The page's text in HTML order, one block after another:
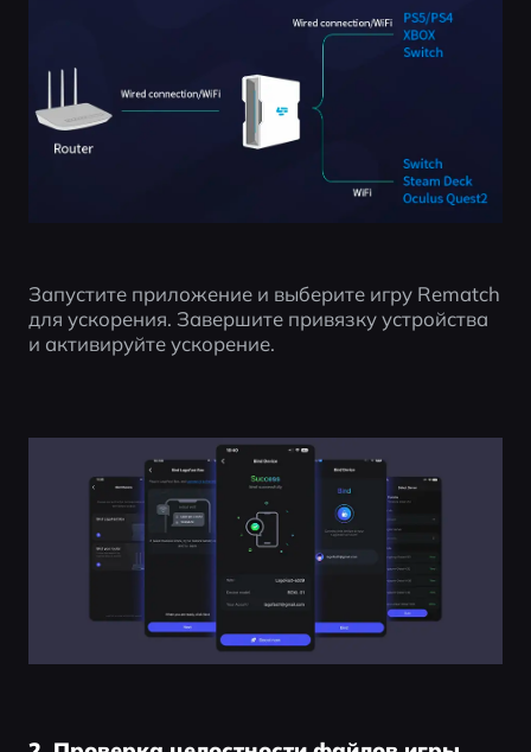
Запустите приложение и выберите игру Rematch
для ускорения. Завершите привязку устройства
и активируйте ускорение.